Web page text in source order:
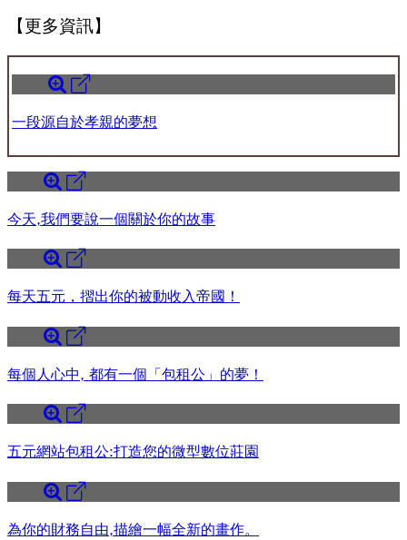
【更多資訊】
一段源自於孝親的夢想
今天,我們要說一個關於你的故事
每天五元，摺出你的被動收入帝國！
每個人心中, 都有一個「包租公」的夢！
五元網站包租公:打造您的微型數位莊園
為你的財務自由,描繪一幅全新的畫作。